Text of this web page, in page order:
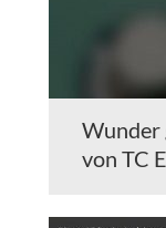
Wunder
von TC